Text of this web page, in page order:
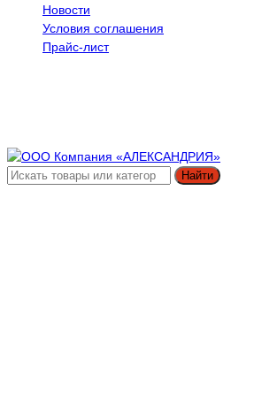
Новости
Условия соглашения
Прайс-лист
Найти